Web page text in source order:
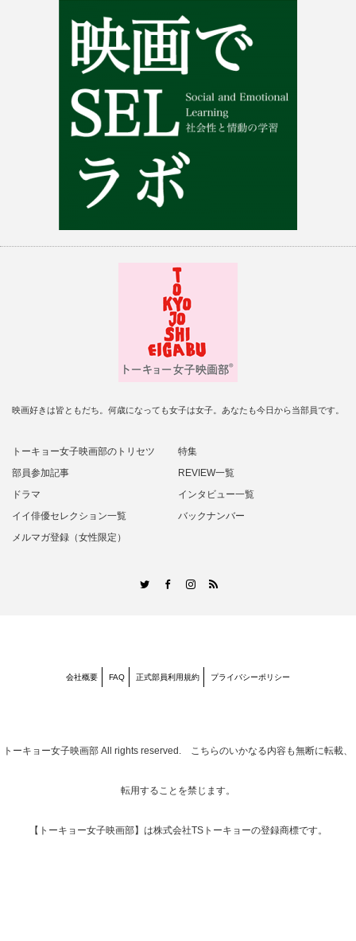
映画好きは皆ともだち。何歳になっても女子は女子。あなたも今日から当部員です。
トーキョー女子映画部のトリセツ
特集
部員参加記事
REVIEW一覧
ドラマ
インタビュー一覧
イイ俳優セレクション一覧
バックナンバー
メルマガ登録（女性限定）
TwitterFacebookInstagram
RSS
会社概要 FAQ 正式部員利用規約 プライバシーポリシー
トーキョー女子映画部 All rights reserved. こちらのいかなる内容も無断に転載、
転用することを禁じます。
【トーキョー女子映画部】は株式会社TSトーキョーの登録商標です。